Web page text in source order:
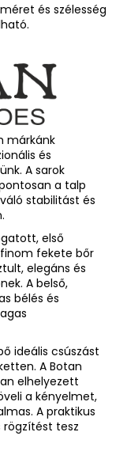
és szélesség
márkánk
és
A sarok
a talp
stabilitást és
első
fekete bőr
elegáns és
A belső,
bélés és
ideális csúszást
A Botan
elhelyezett
a kényelmet,
A praktikus
rögzítést tesz